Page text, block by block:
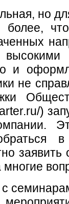
но
более,
и
не
)
многие